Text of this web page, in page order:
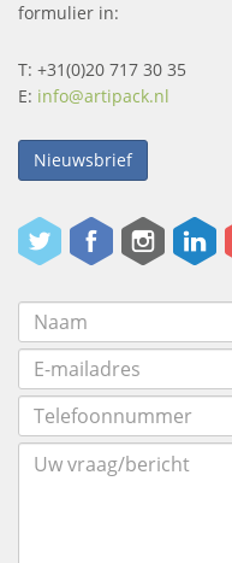
formulier in:
T: +31(0)20 717 30 35
E: info@artipack.nl
Nieuwsbrief